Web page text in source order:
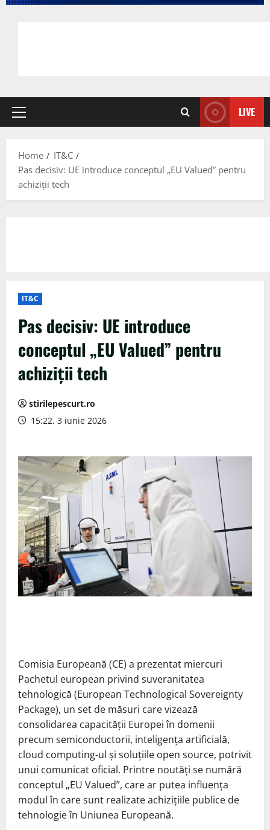
Primary
LIVE
Home
IT&C
Pas decisiv: UE introduce conceptul „EU Valued” pentru
achiziții tech
IT&C
Pas decisiv: UE introduce
conceptul „EU Valued” pentru
achiziții tech
stirilepescurt.ro
15:22, 3 iunie 2026
Comisia Europeană (CE) a prezentat miercuri
Pachetul european privind suveranitatea
tehnologică (European Technological Sovereignty
Package), un set de măsuri care vizează
consolidarea capacității Europei în domenii
precum semiconductorii, inteligența artificială,
cloud computing-ul și soluțiile open source, potrivit
unui comunicat oficial. Printre noutăți se numără
conceptul „EU Valued”, care ar putea influența
modul în care sunt realizate achizițiile publice de
tehnologie în Uniunea Europeană.